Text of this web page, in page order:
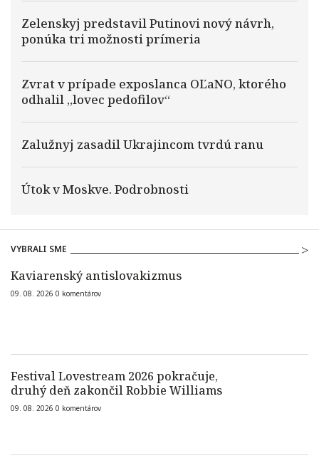
Zelenskyj predstavil Putinovi nový návrh,
ponúka tri možnosti prímeria
Zvrat v prípade exposlanca OĽaNO, ktorého
odhalil „lovec pedofilov“
Zalužnyj zasadil Ukrajincom tvrdú ranu
Útok v Moskve. Podrobnosti
VYBRALI SME
Kaviarenský antislovakizmus
09. 08. 2026 0 komentárov
Festival Lovestream 2026 pokračuje,
druhý deň zakončil Robbie Williams
09. 08. 2026 0 komentárov